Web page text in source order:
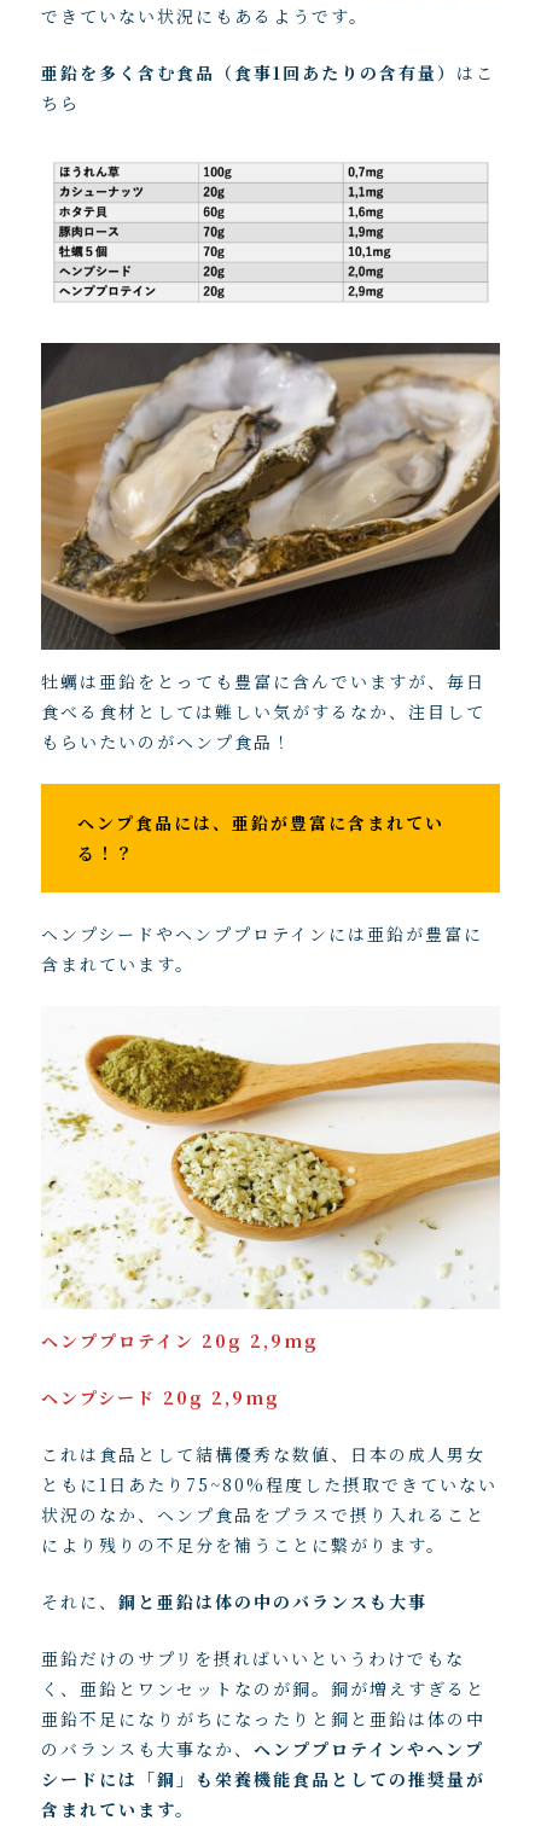
できていない状況にもあるようです。
亜鉛を多く含む食品（食事1回あたりの含有量） はこ
ちら
牡蠣は亜鉛をとっても豊富に含んでいますが、毎日
食べる食材としては難しい気がするなか、注目して
もらいたいのがヘンプ食品！
ヘンプ食品には、亜鉛が豊富に含まれてい
る！？
ヘンプシードやヘンププロテインには亜鉛が豊富に
含まれています。
ヘンププロテイン 20g 2,9mg
ヘンプシード 20g 2,9mg
これは食品として結構優秀な数値、日本の成人男女
ともに1日あたり75~80%程度した摂取できていない
状況のなか、ヘンプ食品をプラスで摂り入れること
により残りの不足分を補うことに繋がります。
それに、 銅と亜鉛は体の中のバランスも大事
亜鉛だけのサプリを摂ればいいというわけでもな
く、亜鉛とワンセットなのが銅。銅が増えすぎると
亜鉛不足になりがちになったりと銅と亜鉛は体の中
のバランスも大事なか、 ヘンププロテインやヘンプ
シードには「銅」も栄養機能食品としての推奨量が
含まれています。